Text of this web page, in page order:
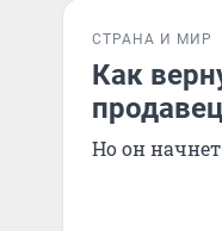
СТРАНА И МИР
Как
Но он начнет